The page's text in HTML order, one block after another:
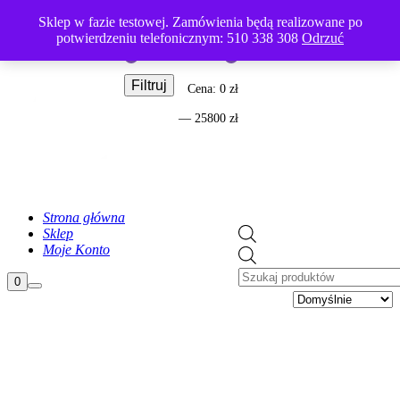
Sklep w fazie testowej. Zamówienia będą realizowane po
potwierdzeniu telefonicznym: 510 338 308 Odrzuć
Rock River Arms
Strona główna
Sklep
Moje Konto
0Panel
bocznyGłówne
Wyszukaj
produktów
Cena
Cena
min
Cena
max
Filtruj Cena: 0 zł
— 25800 zł